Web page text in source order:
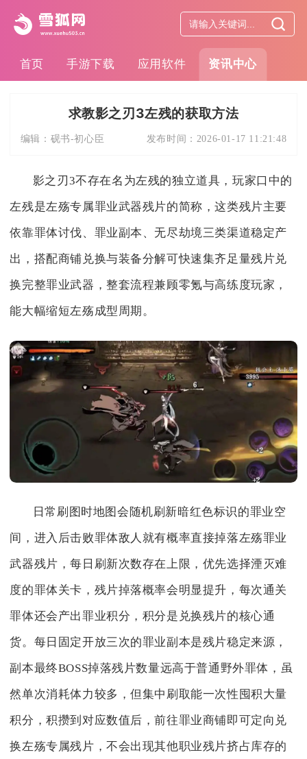
首页 手游下载 应用软件 资讯中心
求教影之刃3左残的获取方法
编辑： 砚书-初心臣 发布时间： 2026-01-17 11:21:48
影之刃3不存在名为左残的独立道具，玩家口中的
左残是左殇专属罪业武器残片的简称，这类残片主要
依靠罪体讨伐、罪业副本、无尽劫境三类渠道稳定产
出，搭配商铺兑换与装备分解可快速集齐足量残片兑
换完整罪业武器，整套流程兼顾零氪与高练度玩家，
能大幅缩短左殇成型周期。
日常刷图时地图会随机刷新暗红色标识的罪业空
间，进入后击败罪体敌人就有概率直接掉落左殇罪业
武器残片，每日刷新次数存在上限，优先选择湮灭难
度的罪体关卡，残片掉落概率会明显提升，每次通关
罪体还会产出罪业积分，积分是兑换残片的核心通
货。每日固定开放三次的罪业副本是残片稳定来源，
副本最终BOSS掉落残片数量远高于普通野外罪体，虽
然单次消耗体力较多，但集中刷取能一次性囤积大量
积分，积攒到对应数值后，前往罪业商铺即可定向兑
换左殇专属残片，不会出现其他职业残片挤占库存的